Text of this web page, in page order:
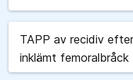
TAPP av recidiv
inklämt femoralbråck